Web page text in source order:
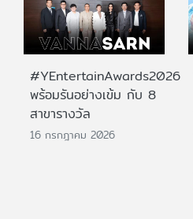
#YEntertainAwards2026
พร้อมรันอย่างเข้ม กับ 8
สาขารางวัล
16 กรกฎาคม 2026